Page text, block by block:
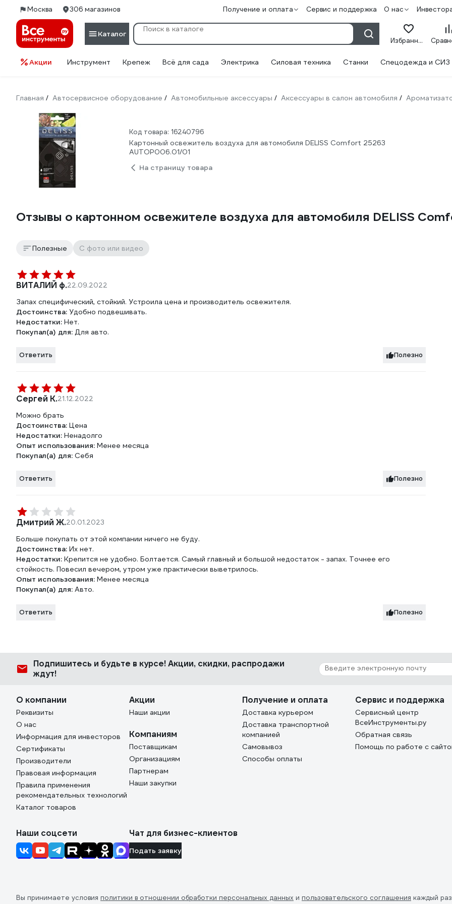
Москва 306 магазинов Получение и оплата Сервис и поддержка О нас
Каталог
Избранное
Акции Инструмент Крепеж Всё для сада Электрика Силовая техника Станки Спецодежда и СИЗ
Главная / Автосервисное оборудование / Автомобильные аксессуары / Аксессуары в салон автомобиля /
Код товара: 16240796
Картонный освежитель воздуха для автомобиля DELISS Comfort 25263
AUTOP006.01/01
На страницу товара
Отзывы о картонном освежителе воздуха для автомобиля DELISS
Полезные С фото или видео
ВИТАЛИЙ ф.22.09.2022
Запах специфический, стойкий. Устроила цена и производитель освежителя.
Достоинства: Удобно подвешивать.
Недостатки: Нет.
Покупал(а) для: Для авто.
Ответить Полезно
Сергей К.21.12.2022
Можно брать
Достоинства: Цена
Недостатки: Ненадолго
Опыт использования: Менее месяца
Покупал(а) для: Себя
Ответить Полезно
Дмитрий Ж.20.01.2023
Больше покупать от этой компании ничего не буду.
Достоинства: Их нет.
Недостатки: Крепится не удобно. Болтается. Самый главный и большой недостаток - запах. Точнее его
стойкость. Повесил вечером, утром уже практически выветрилось.
Опыт использования: Менее месяца
Покупал(а) для: Авто.
Ответить Полезно
Подпишитесь и будьте в курсе! Акции, скидки, распродажи
ждут!
О компании
Реквизиты
О нас
Информация для инвесторов
Сертификаты
Производители
Правовая информация
Правила применения
рекомендательных технологий
Каталог товаров
Акции
Наши акции
Компаниям
Поставщикам
Организациям
Партнерам
Наши закупки
Получение и оплата
Доставка курьером
Доставка транспортной
компанией
Самовывоз
Способы оплаты
Сервис и поддержка
Сервисный центр
ВсеИнструменты.ру
Обратная связь
Помощь по работе с
Наши соцсети Чат для бизнес-клиентов
Подать заявку
Вы принимаете условия политики в отношении обработки персональных данных и пользовательского соглашения каждый